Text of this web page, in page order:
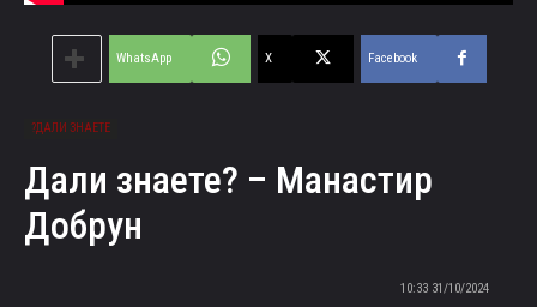
Facebook
X
WhatsApp
ДАЛИ ЗНАЕТЕ?
Дали знаете? – Манастир
Добрун
31/10/2024 10:33